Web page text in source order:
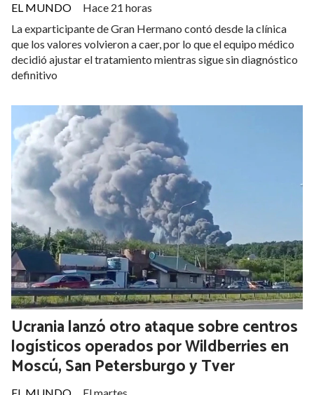
EL MUNDO
Hace 21 horas
La exparticipante de Gran Hermano contó desde la clínica
que los valores volvieron a caer, por lo que el equipo médico
decidió ajustar el tratamiento mientras sigue sin diagnóstico
definitivo
Ucrania lanzó otro ataque sobre centros
logísticos operados por Wildberries en
Moscú, San Petersburgo y Tver
EL MUNDO
El martes